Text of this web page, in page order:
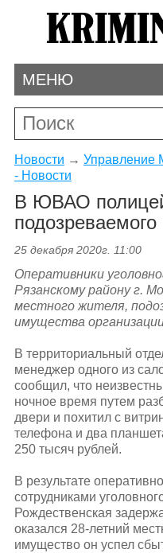
МЕНЮ
Новости → Управление
- Новости
В ЮВАО
25 декабря 2020г. 11:00
Оперативники
Рязанскому району г.
местного жителя,
имущества
В территориальный
менеджер одного из
сообщил, что
ночное время путем
двери и похитил с
телефона и два
250 тысяч рублей.
В результате
сотрудниками
Рождественская
оказался 28-летний
имущество он успел